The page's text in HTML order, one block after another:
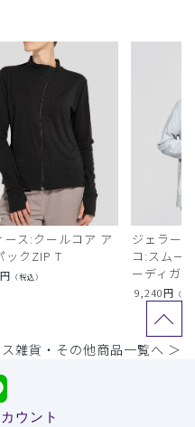
ース:クールコア ア
ックZIP T
円 （税込）
ジェラー
コ:スムー
ーディガン
9,240円 （税
雑貨・その他商品一覧へ ＞
ウント